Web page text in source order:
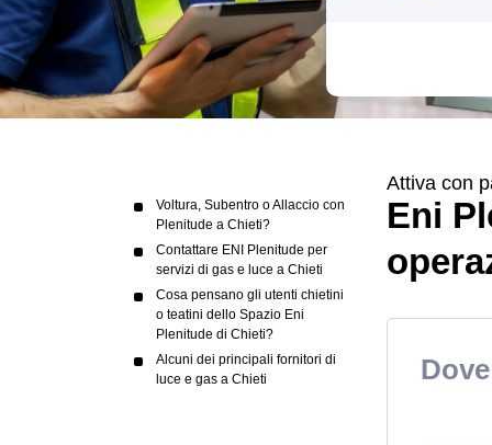
Voltura, Subentro o Allaccio con
Plenitude a Chieti?
Contattare ENI Plenitude per
servizi di gas e luce a Chieti
Cosa pensano gli utenti chietini
o teatini dello Spazio Eni
Plenitude di Chieti?
Alcuni dei principali fornitori di
luce e gas a Chieti
Attiva con
Eni